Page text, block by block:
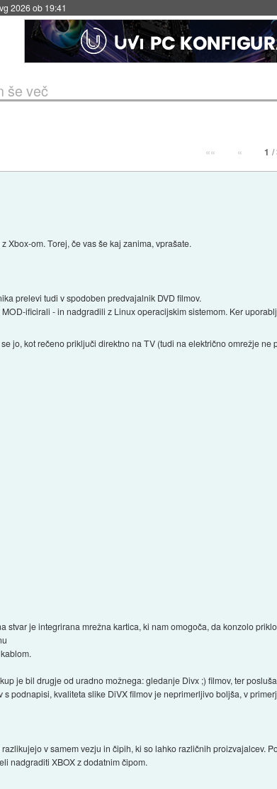
ob 19:41
še več
«« « 1 /
Xbox-om. Torej, če vas še kaj zanima, vprašate.
prelevi tudi v spodoben predvajalnik DVD filmov.
ificirali - in nadgradili z Linux operacijskim sistemom. Ker
jo, kot rečeno priključi direktno na TV (tudi na električno omrežje ne
je integrirana mrežna kartica, ki nam omogoča, da konzolo
je bil drugje od uradno možnega: gledanje Divx ;) filmov, ter
podnapisi, kvaliteta slike DiVX filmov je neprimerljivo boljša, v
v samem vezju in čipih, ki so lahko različnih proizvajalcev.
nadgraditi XBOX z dodatnim čipom.